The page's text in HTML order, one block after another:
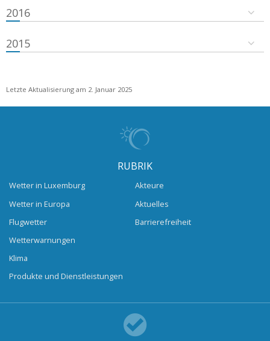
2016
2015
Letzte Aktualisierung am 2. Januar 2025
RUBRIK
Wetter in Luxemburg
Wetter in Europa
Flugwetter
Wetterwarnungen
Klima
Produkte und Dienstleistungen
Akteure
Aktuelles
Barrierefreiheit